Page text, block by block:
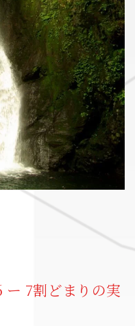
7割どまりの実